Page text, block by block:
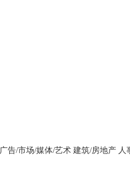
广告/市场/媒体/艺术 建筑/房地产 人